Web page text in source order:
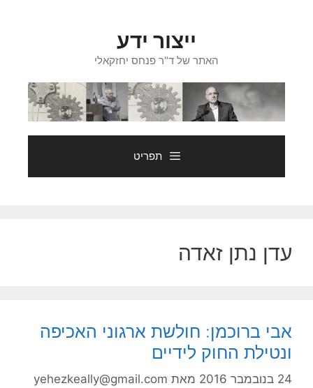
ייצור ידע
האתר של ד"ר פנחס יחזקאלי
תפריט
עדן נתן זאדה
אבי ברוכמן: חולשת ארגוני האכיפה
ונטילת החוק לידיים
24 בנובמבר 2016 מאת yehezkeally@gmail.com